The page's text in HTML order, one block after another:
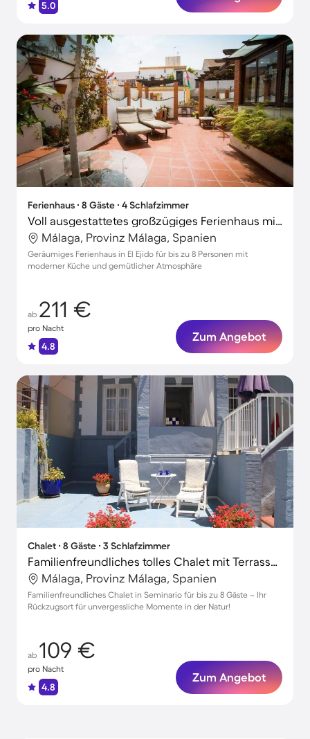
5.0
Ferienhaus ∙ 8 Gäste ∙ 4 Schlafzimmer
Voll ausgestattetes großzügiges Ferienhaus mit Grill und Terrasse | Alcazaba in der Nähe | Stadtblick
Málaga, Provinz Málaga, Spanien
Geräumiges Ferienhaus in El Ejido für bis zu 8 Personen mit
moderner Küche und gemütlicher Atmosphäre
ab 211 €
pro Nacht
4.8
Zum Angebot
Chalet ∙ 8 Gäste ∙ 3 Schlafzimmer
Familienfreundliches tolles Chalet mit Terrasse | Gibralfaro in der Nähe | Stadtblick
Málaga, Provinz Málaga, Spanien
Familienfreundliches Chalet in Seminario für bis zu 8 Gäste – Ihr
Rückzugsort für unvergessliche Momente in der Natur!
ab 109 €
pro Nacht
4.8
Zum Angebot